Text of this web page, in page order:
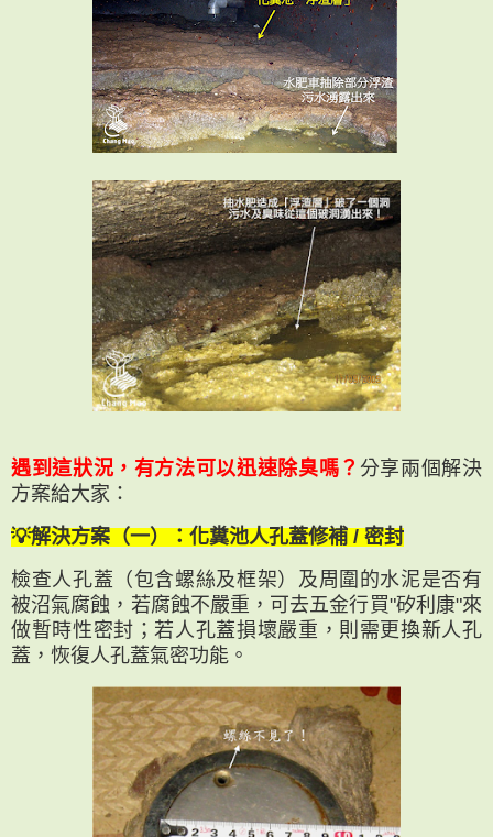
遇到這狀況，有方法可以迅速除臭嗎？ 分享兩個解決
方案給大家：
💡解決方案（一）：化糞池人孔蓋修補 / 密封
檢查人孔蓋（包含螺絲及框架）及周圍的水泥是否有
被沼氣腐蝕，若腐蝕不嚴重，可去五金行買"矽利康"來
做暫時性密封；若人孔蓋損壞嚴重，則需更換新人孔
蓋，恢復人孔蓋氣密功能。